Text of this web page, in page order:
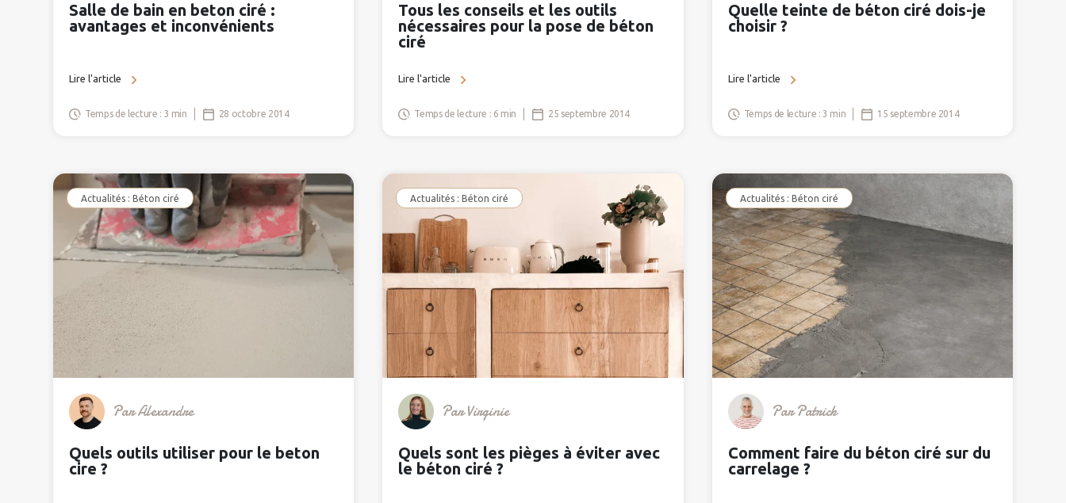
Salle de bain en beton ciré :
avantages et inconvénients
Lire l'article
Temps de lecture : 3 min 28 octobre 2014
Tous les conseils et les outils
nécessaires pour la pose de béton
ciré
Lire l'article
Temps de lecture : 6 min 25 septembre 2014
Quelle teinte de béton ciré dois-je
choisir ?
Lire l'article
Temps de lecture : 3 min 15 septembre 2014
Actualités : Béton ciré
ParAlexandre
Quels outils utiliser pour le beton
cire ?
Actualités : Béton ciré
ParVirginie
Quels sont les pièges à éviter avec
le béton ciré ?
Actualités : Béton ciré
ParPatrick
Comment faire du béton ciré sur du
carrelage ?